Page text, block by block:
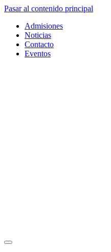
Pasar al contenido principal
Admisiones
Noticias
Contacto
Eventos